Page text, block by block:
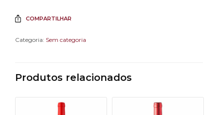
COMPARTILHAR
Categoria: Sem categoria
Produtos relacionados